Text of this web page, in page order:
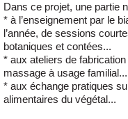
Dans ce projet, une partie
* à l’enseignement par le
l’année, de sessions
botaniques et contées...
* aux ateliers de
massage à usage familial...
* aux échange pratiques
alimentaires du végétal...